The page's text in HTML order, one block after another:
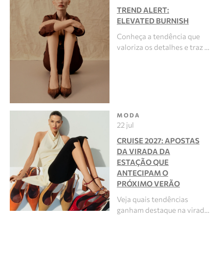
TREND ALERT:
ELEVATED BURNISH
Conheça a tendência que
valoriza os detalhes e traz …
MODA
22 jul
CRUISE 2027: APOSTAS
DA VIRADA DA
ESTAÇÃO QUE
ANTECIPAM O
PRÓXIMO VERÃO
Veja quais tendências
ganham destaque na virad…